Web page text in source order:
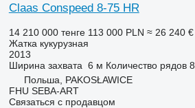
Claas Conspeed 8-75 HR
14 210 000 тенге 113 000 PLN ≈ 26 240 €
Жатка кукурузная
2013
Ширина захвата 6 м Количество рядов 8
Польша, PAKOSŁAWICE
FHU SEBA-ART
Связаться с продавцом